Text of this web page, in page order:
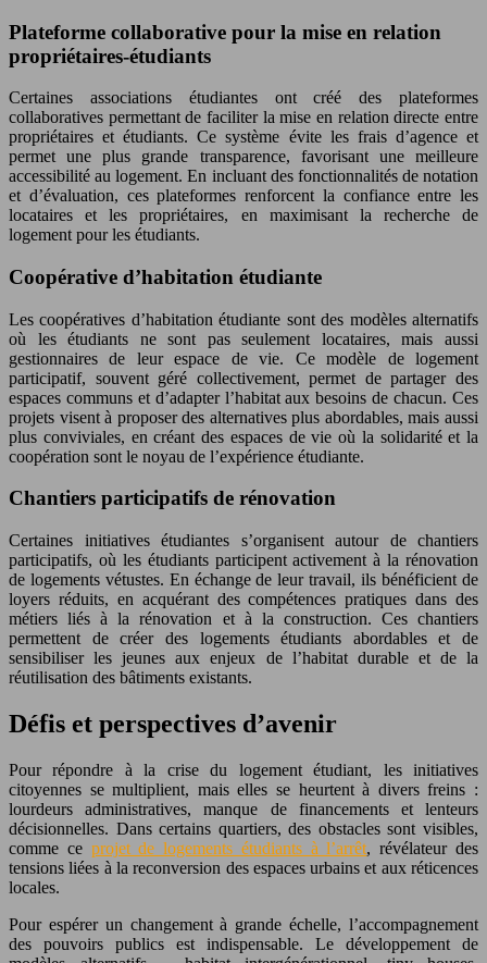
Plateforme collaborative pour la mise en relation
propriétaires-étudiants
Certaines associations étudiantes ont créé des plateformes
collaboratives permettant de faciliter la mise en relation directe entre
propriétaires et étudiants. Ce système évite les frais d’agence et
permet une plus grande transparence, favorisant une meilleure
accessibilité au logement. En incluant des fonctionnalités de notation
et d’évaluation, ces plateformes renforcent la confiance entre les
locataires et les propriétaires, en maximisant la recherche de
logement pour les étudiants.
Coopérative d’habitation étudiante
Les coopératives d’habitation étudiante sont des modèles alternatifs
où les étudiants ne sont pas seulement locataires, mais aussi
gestionnaires de leur espace de vie. Ce modèle de logement
participatif, souvent géré collectivement, permet de partager des
espaces communs et d’adapter l’habitat aux besoins de chacun. Ces
projets visent à proposer des alternatives plus abordables, mais aussi
plus conviviales, en créant des espaces de vie où la solidarité et la
coopération sont le noyau de l’expérience étudiante.
Chantiers participatifs de rénovation
Certaines initiatives étudiantes s’organisent autour de chantiers
participatifs, où les étudiants participent activement à la rénovation
de logements vétustes. En échange de leur travail, ils bénéficient de
loyers réduits, en acquérant des compétences pratiques dans des
métiers liés à la rénovation et à la construction. Ces chantiers
permettent de créer des logements étudiants abordables et de
sensibiliser les jeunes aux enjeux de l’habitat durable et de la
réutilisation des bâtiments existants.
Défis et perspectives d’avenir
Pour répondre à la crise du logement étudiant, les initiatives
citoyennes se multiplient, mais elles se heurtent à divers freins :
lourdeurs administratives, manque de financements et lenteurs
décisionnelles. Dans certains quartiers, des obstacles sont visibles,
comme ce projet de logements étudiants à l’arrêt, révélateur des
tensions liées à la reconversion des espaces urbains et aux réticences
locales.
Pour espérer un changement à grande échelle, l’accompagnement
des pouvoirs publics est indispensable. Le développement de